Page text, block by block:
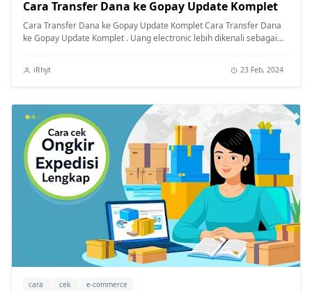
Cara Transfer Dana ke Gopay Update Komplet
Cara Transfer Dana ke Gopay Update Komplet Cara Transfer Dana
ke Gopay Update Komplet . Uang electronic lebih dikenali sebagai
iRhyt 23 Feb, 2024
cara cek e-commerce